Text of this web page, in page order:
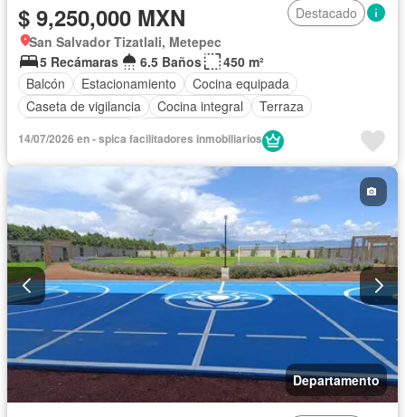
$ 9,250,000 MXN
Destacado
San Salvador Tizatlali, Metepec
5 Recámaras
6.5 Baños
450 m²
Balcón
Estacionamiento
Cocina equipada
Caseta de vigilancia
Cocina integral
Terraza
14/07/2026 en - spica facilitadores inmobiliarios
Departamento